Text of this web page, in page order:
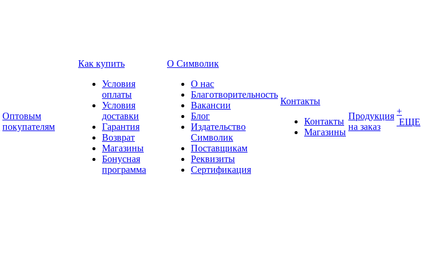
Оптовым
покупателям
Как купить
Условия
оплаты
Условия
доставки
Гарантия
Возврат
Магазины
Бонусная
программа
О Символик
О нас
Благотворительность
Вакансии
Блог
Издательство
Символик
Поставщикам
Реквизиты
Сертификация
Контакты
Контакты
Магазины
Продукция
на заказ
+
ЕЩЕ